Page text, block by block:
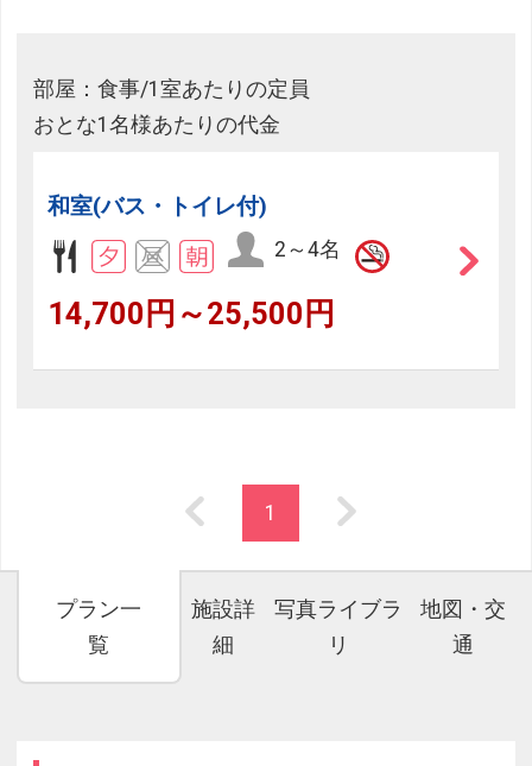
部屋：食事/1室あたりの定員
おとな1名様あたりの代金
和室(バス・トイレ付)
2～4名
14,700円～25,500円
1
プラン一
覧
施設詳
細
写真ライブラ
リ
地図・交
通